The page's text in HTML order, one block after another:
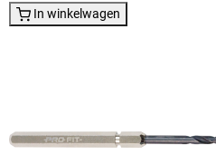
In winkelwagen